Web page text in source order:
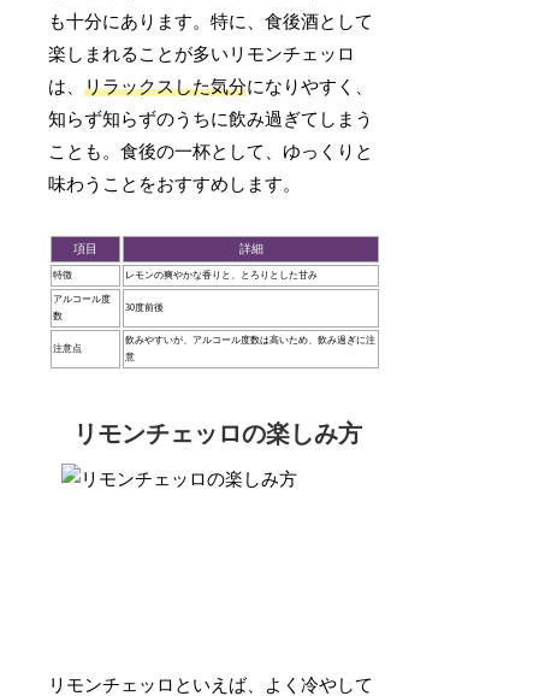
も十分にあります。特に、食後酒として
楽しまれることが多いリモンチェッロ
は、リラックスした気分になりやすく、
知らず知らずのうちに飲み過ぎてしまう
ことも。食後の一杯として、ゆっくりと
味わうことをおすすめします。
項目 詳細
特徴 レモンの爽やかな香りと、とろりとした甘み
アルコール度
数
30度前後
注意点
飲みやすいが、アルコール度数は高いため、飲み過ぎに注
意
リモンチェッロの楽しみ方
リモンチェッロといえば、よく冷やして